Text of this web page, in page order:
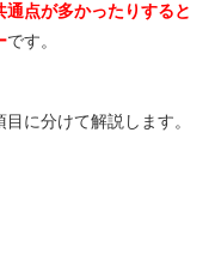
点が多かったりすると
です。
に分けて解説します。